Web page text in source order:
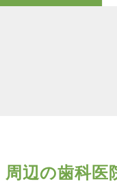
周辺の歯科医